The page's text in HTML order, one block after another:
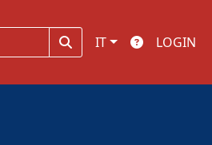
IT LOGIN